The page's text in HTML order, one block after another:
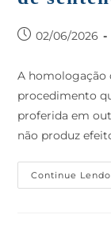
02/06/2026
A homologação
procedimento
proferida em
não produz
Continue Lendo